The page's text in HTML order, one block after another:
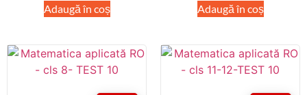
Adaugă în coș Adaugă în coș